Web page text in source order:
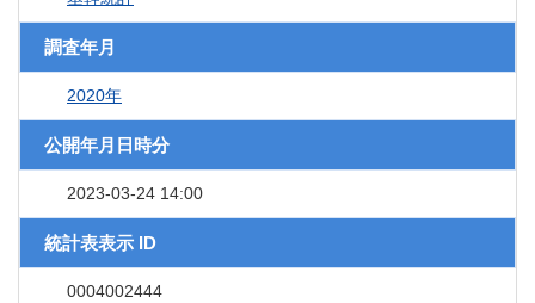
調査年月
2020年
公開年月日時分
2023-03-24 14:00
統計表表示 ID
0004002444